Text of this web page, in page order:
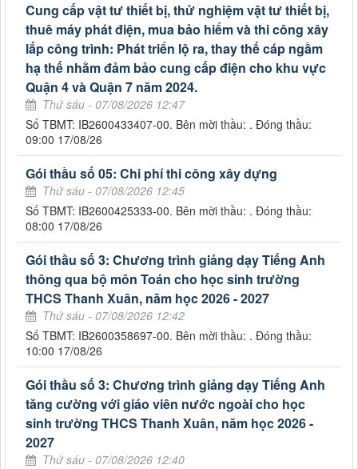
Cung cấp vật tư thiết bị, thử nghiệm vật tư thiết bị,
thuê máy phát điện, mua bảo hiểm và thi công xây
lắp công trình: Phát triển lộ ra, thay thế cáp ngầm
hạ thế nhằm đảm bảo cung cấp điện cho khu vực
Quận 4 và Quận 7 năm 2024.
Thứ sáu - 07/08/2026 12:47
Số TBMT: IB2600433407-00. Bên mời thầu: . Đóng thầu:
09:00 17/08/26
Gói thầu số 05: Chi phí thi công xây dựng
Thứ sáu - 07/08/2026 12:45
Số TBMT: IB2600425333-00. Bên mời thầu: . Đóng thầu:
08:00 17/08/26
Gói thầu số 3: Chương trình giảng dạy Tiếng Anh
thông qua bộ môn Toán cho học sinh trường
THCS Thanh Xuân, năm học 2026 - 2027
Thứ sáu - 07/08/2026 12:42
Số TBMT: IB2600358697-00. Bên mời thầu: . Đóng thầu:
10:00 17/08/26
Gói thầu số 3: Chương trình giảng dạy Tiếng Anh
tăng cường với giáo viên nước ngoài cho học
sinh trường THCS Thanh Xuân, năm học 2026 -
2027
Thứ sáu - 07/08/2026 12:40